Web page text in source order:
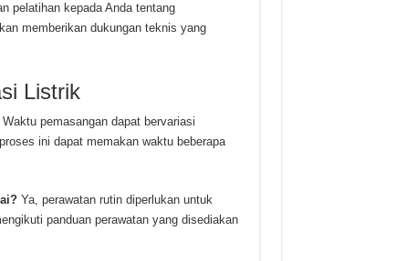
pelatihan kepada Anda tentang
memberikan dukungan teknis yang
Listrik
pemasangan dapat bervariasi
ini dapat memakan waktu beberapa
Ya, perawatan rutin diperlukan untuk
panduan perawatan yang disediakan